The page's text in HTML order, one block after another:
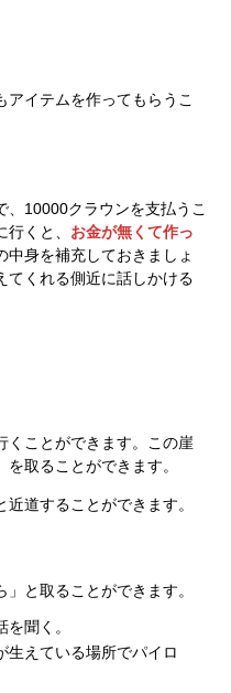
イテムを作ってもらうこ
、10000クラウンを支払うこ
くと、 お金が無くて作っ
中身を補充しておきましょ
てくれる側近に話しかける
くことができます。この崖
取ることができます。
道することができます。
と取ることができます。
聞く。
生えている場所でパイロ